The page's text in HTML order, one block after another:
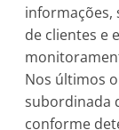
informações,
de clientes e
Nos últimos
subordinada
conforme